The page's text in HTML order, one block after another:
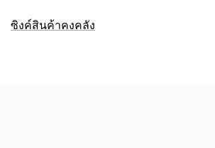
ซิงค์สินค้าคงคลัง